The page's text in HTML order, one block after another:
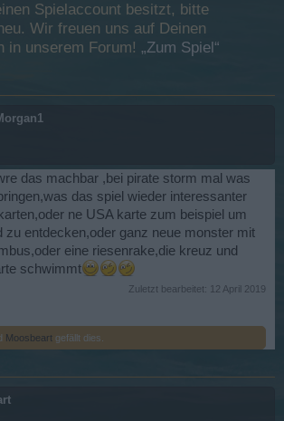
Spielaccount besitzt, bitte
Wir freuen uns auf Deinen
in unserem Forum! „Zum Spiel“
das machbar ,bei pirate storm mal was
das spiel wieder interessanter
ne USA karte zum beispiel um
zu entdecken,oder ganz neue monster mit
eine riesenrake,die kreuz und
schwimmt
Zuletzt bearbeitet: 12 April 2019
Moosbeart gefällt dies.